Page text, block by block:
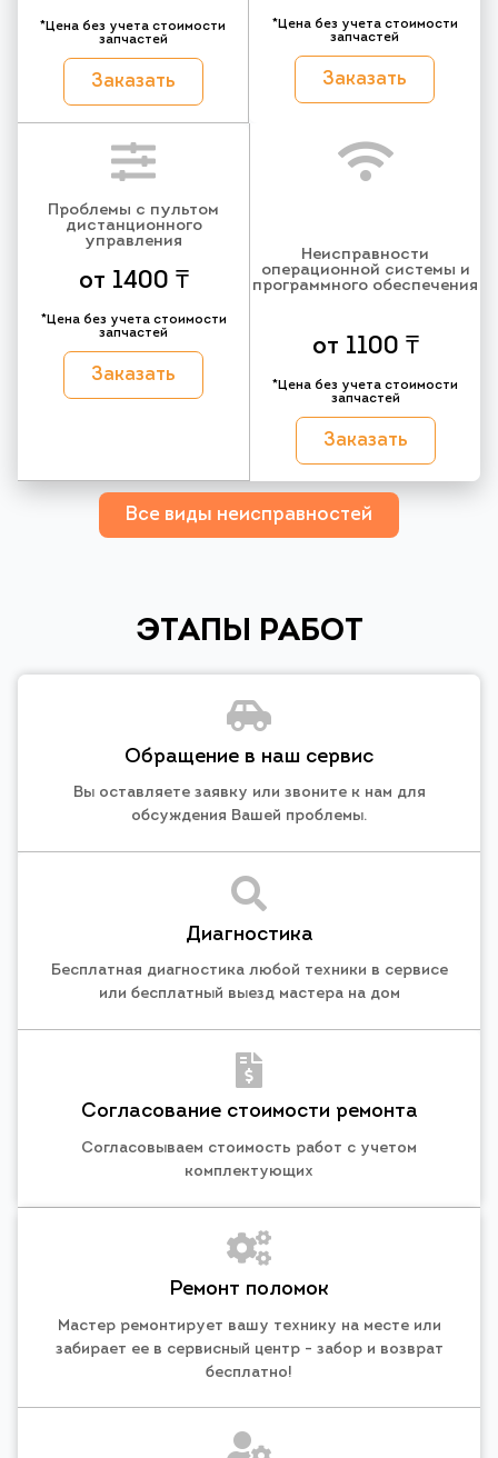
*Цена без учета стоимости
запчастей
Заказать
*Цена без учета стоимости
запчастей
Заказать
Проблемы с пультом
дистанционного
управления
от 1400 ₸
*Цена без учета стоимости
запчастей
Заказать
Неисправности
операционной системы и
программного обеспечения
от 1100 ₸
*Цена без учета стоимости
запчастей
Заказать
Все виды неисправностей
ЭТАПЫ РАБОТ
Обращение в наш сервис
Вы оставляете заявку или звоните к нам для
обсуждения Вашей проблемы.
Диагностика
Бесплатная диагностика любой техники в сервисе
или бесплатный выезд мастера на дом
Согласование стоимости ремонта
Согласовываем стоимость работ с учетом
комплектующих
Ремонт поломок
Мастер ремонтирует вашу технику на месте или
забирает ее в сервисный центр - забор и возврат
бесплатно!